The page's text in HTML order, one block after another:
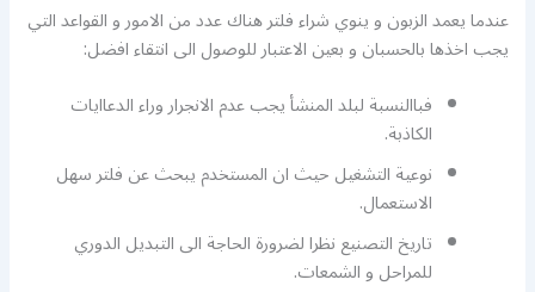
عندما يعمد الزبون و ينوي شراء فلتر هناك عدد من الامور و القواعد التي
يجب اخذها بالحسبان و بعين الاعتبار للوصول الى انتقاء افضل:
فباالنسبة لبلد المنشأ يجب عدم الانجرار وراء الدعاايات
الكاذبة.
نوعية التشغيل حيث ان المستخدم يبحث عن فلتر سهل
الاستعمال.
تاريخ التصنيع نظرا لضرورة الحاجة الى التبديل الدوري
للمراحل و الشمعات.